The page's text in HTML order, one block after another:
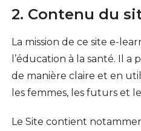
2. Contenu du
La mission de ce site e-
l’éducation à la santé. Il
de manière claire et en
les femmes, les futurs et
Le Site contient